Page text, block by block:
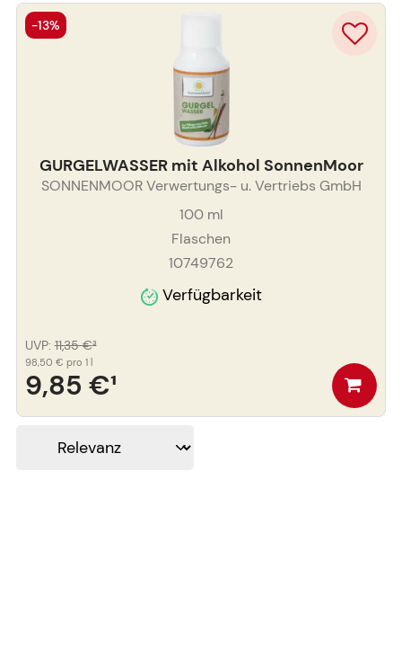
GURGELWASSER mit Alkohol SonnenMoor
SONNENMOOR Verwertungs- u. Vertriebs GmbH
100ml
Flaschen
10749762
Verfügbarkeit
9,85 €¹
UVP: 11,35 €³
98,50 € pro 1 l
-13%